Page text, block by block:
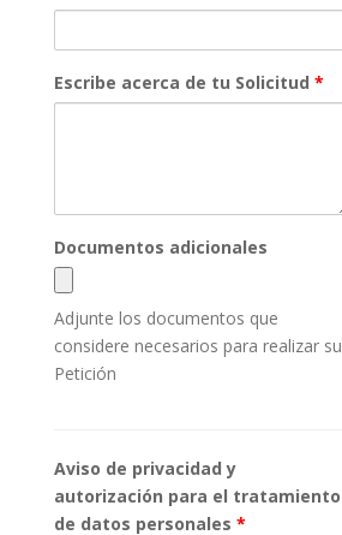
Escribe acerca de tu Solicitud *
Documentos adicionales
Adjunte los documentos que
considere necesarios para realizar su
Petición
Aviso de privacidad y
autorización para el tratamiento
de datos personales *